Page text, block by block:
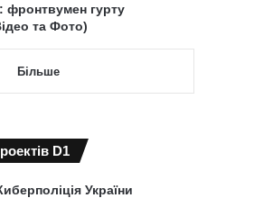
фронтвумен гурту
та Фото)
Більше
D1
України